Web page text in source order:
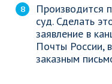
Производится
суд. Сделать
заявление в
Почты России,
заказным